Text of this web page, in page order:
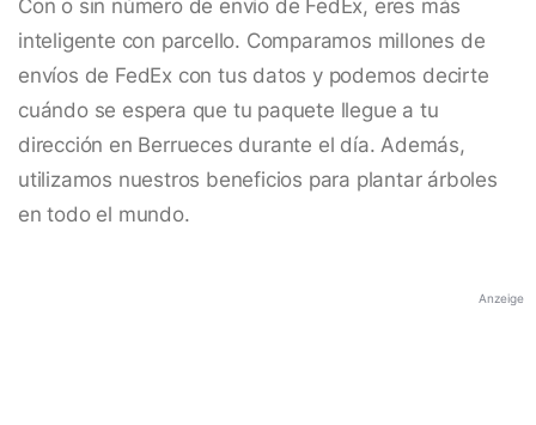
Con o sin número de envío de FedEx, eres más
inteligente con parcello. Comparamos millones de
envíos de FedEx con tus datos y podemos decirte
cuándo se espera que tu paquete llegue a tu
dirección en Berrueces durante el día. Además,
utilizamos nuestros beneficios para plantar árboles
en todo el mundo.
Anzeige